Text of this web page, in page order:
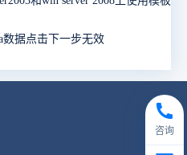
数据点击下一步无效
咨询